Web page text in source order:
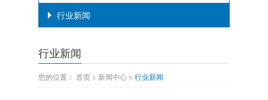
行业新闻
行业新闻
您的位置： 首页 > 新闻中心 > 行业新闻